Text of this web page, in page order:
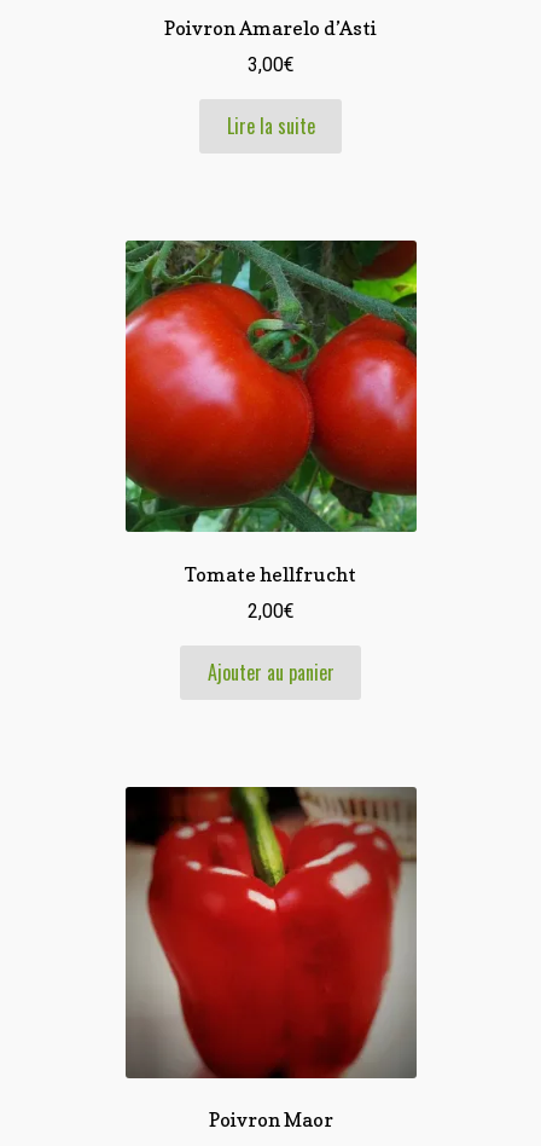
Poivron Amarelo d’Asti
3,00€
Lire la suite
Tomate hellfrucht
2,00€
Ajouter au panier
Poivron Maor